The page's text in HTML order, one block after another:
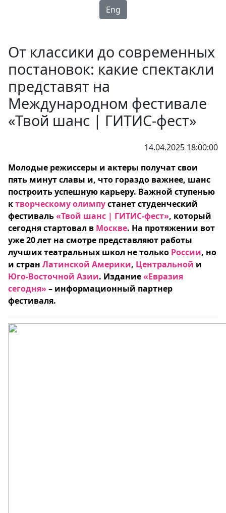
Eng
От классики до современных
постановок: какие спектакли
представят на
Международном фестивале
«Твой шанс | ГИТИС-фест»
14.04.2025 18:00:00
Молодые режиссеры и актеры получат свои
пять минут славы и, что гораздо важнее, шанс
построить успешную карьеру. Важной ступенью
ктворческому олимпустанет студенческий
фестиваль«Твой шанс | ГИТИС-фест», который
сегодня стартовал в Москве. На протяжении вот
уже 20 лет на смотре представляют работы
лучших театральных школ не только России, но
и стран Латинской Америки, Центральной и
Юго-Восточной Азии. Издание«Евразия
сегодня» – информационный партнер
фестиваля.